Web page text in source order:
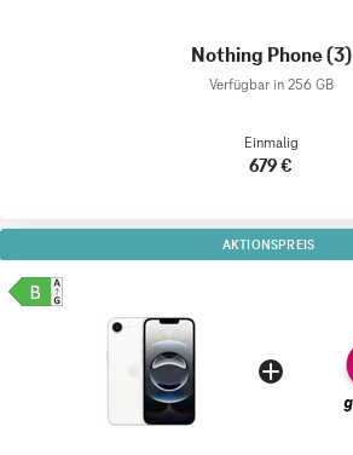
Nothing Phone (3)
Verfügbar in 256 GB
Einmalig
679 €
AKTIONSPREIS